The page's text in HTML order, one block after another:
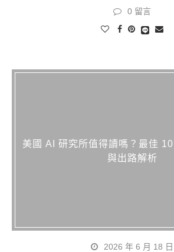
0 留言
美國 AI 研究所值得讀嗎？最佳
與出路解析
2026 年 6 月 18 日